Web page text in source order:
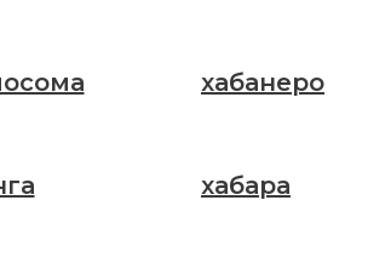
хабанеро
хабара